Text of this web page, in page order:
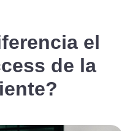
el
de la